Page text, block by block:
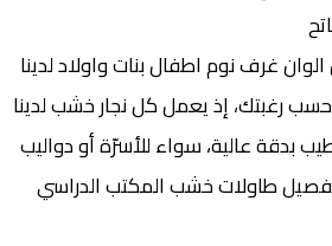
غرف نوم اطفال بنات واولاد لدينا
رغبتك، إذ يعمل كل نجار خشب لدينا
بدقة عالية، سواء للأسرّة أو دواليب
طاولات خشب المكتب الدراسي